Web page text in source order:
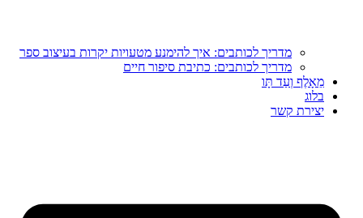
מדריך לכותבים: איך להימנע מטעויות יקרות בעיצוב ספר
מדריך לכותבים: כתיבת סיפור חיים
מֵאָלֶף וְעַד תָּו
בלוג
יצירת קשר